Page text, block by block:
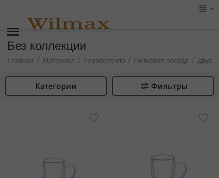
Без коллекции
Главная / Материал / Термостекло / Питьевая посуда /
Категории Фильтры